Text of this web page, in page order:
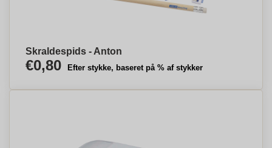
Skraldespids - Anton
€0,80 Efter stykke, baseret på % af stykker